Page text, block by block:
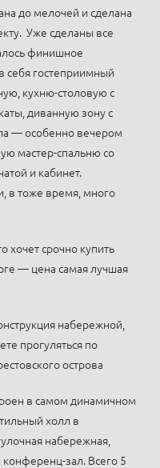
до мелочей и сделана
Уже сделаны все
финишное
себя гостеприимный
кухню-столовую с
диванную зону с
— особенно вечером
мастер-спальню со
и кабинет.
в тоже время, много
хочет срочно купить
— цена самая лучшая
набережной,
прогуляться по
острова
в самом динамичном
холл в
набережная,
зал. Всего 5